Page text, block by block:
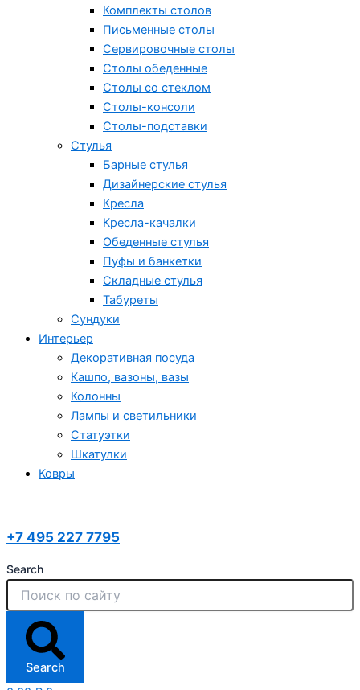
Комплекты столов
Письменные столы
Сервировочные столы
Столы обеденные
Столы со стеклом
Столы-консоли
Столы-подставки
Стулья
Барные стулья
Дизайнерские стулья
Кресла
Кресла-качалки
Обеденные стулья
Пуфы и банкетки
Складные стулья
Табуреты
Сундуки
Интерьер
Декоративная посуда
Кашпо, вазоны, вазы
Колонны
Лампы и светильники
Статуэтки
Шкатулки
Ковры
+7 495 227 7795
Search
Search